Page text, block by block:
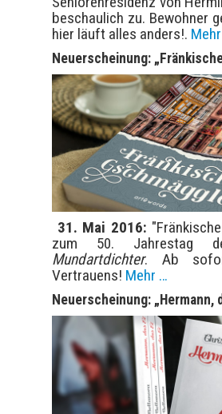
beschaulich zu. Bewohner
hier läuft alles anders!.
Neuerscheinung:
31. Mai 2016:
zum 50. Jahrestag
Mundartdichter. Ab
Vertrauens! Mehr …
Neuerscheinung: „Hermann,